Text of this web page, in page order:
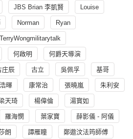
JBS Brian 李凱賢 Louise
Norman Ryan
何啟明 何爵天導演
庄辰 古立 吳佩孚 基哥
暉 康常治 張曉嵐 朱利安
天琦 楊偉倫 湯寳如
羅海憫 葉家寶 薛影儀 - 阿儀
朗 譚雁瞳 鄭遨汶法筠師傅